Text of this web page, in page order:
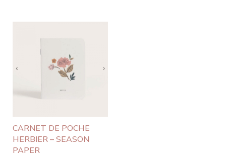
CARNET DE POCHE
HERBIER – SEASON
PAPER